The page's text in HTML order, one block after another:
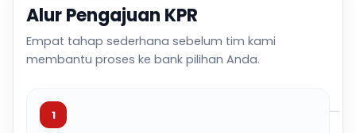
Alur Pengajuan KPR
Empat tahap sederhana sebelum tim kami
membantu proses ke bank pilihan Anda.
1